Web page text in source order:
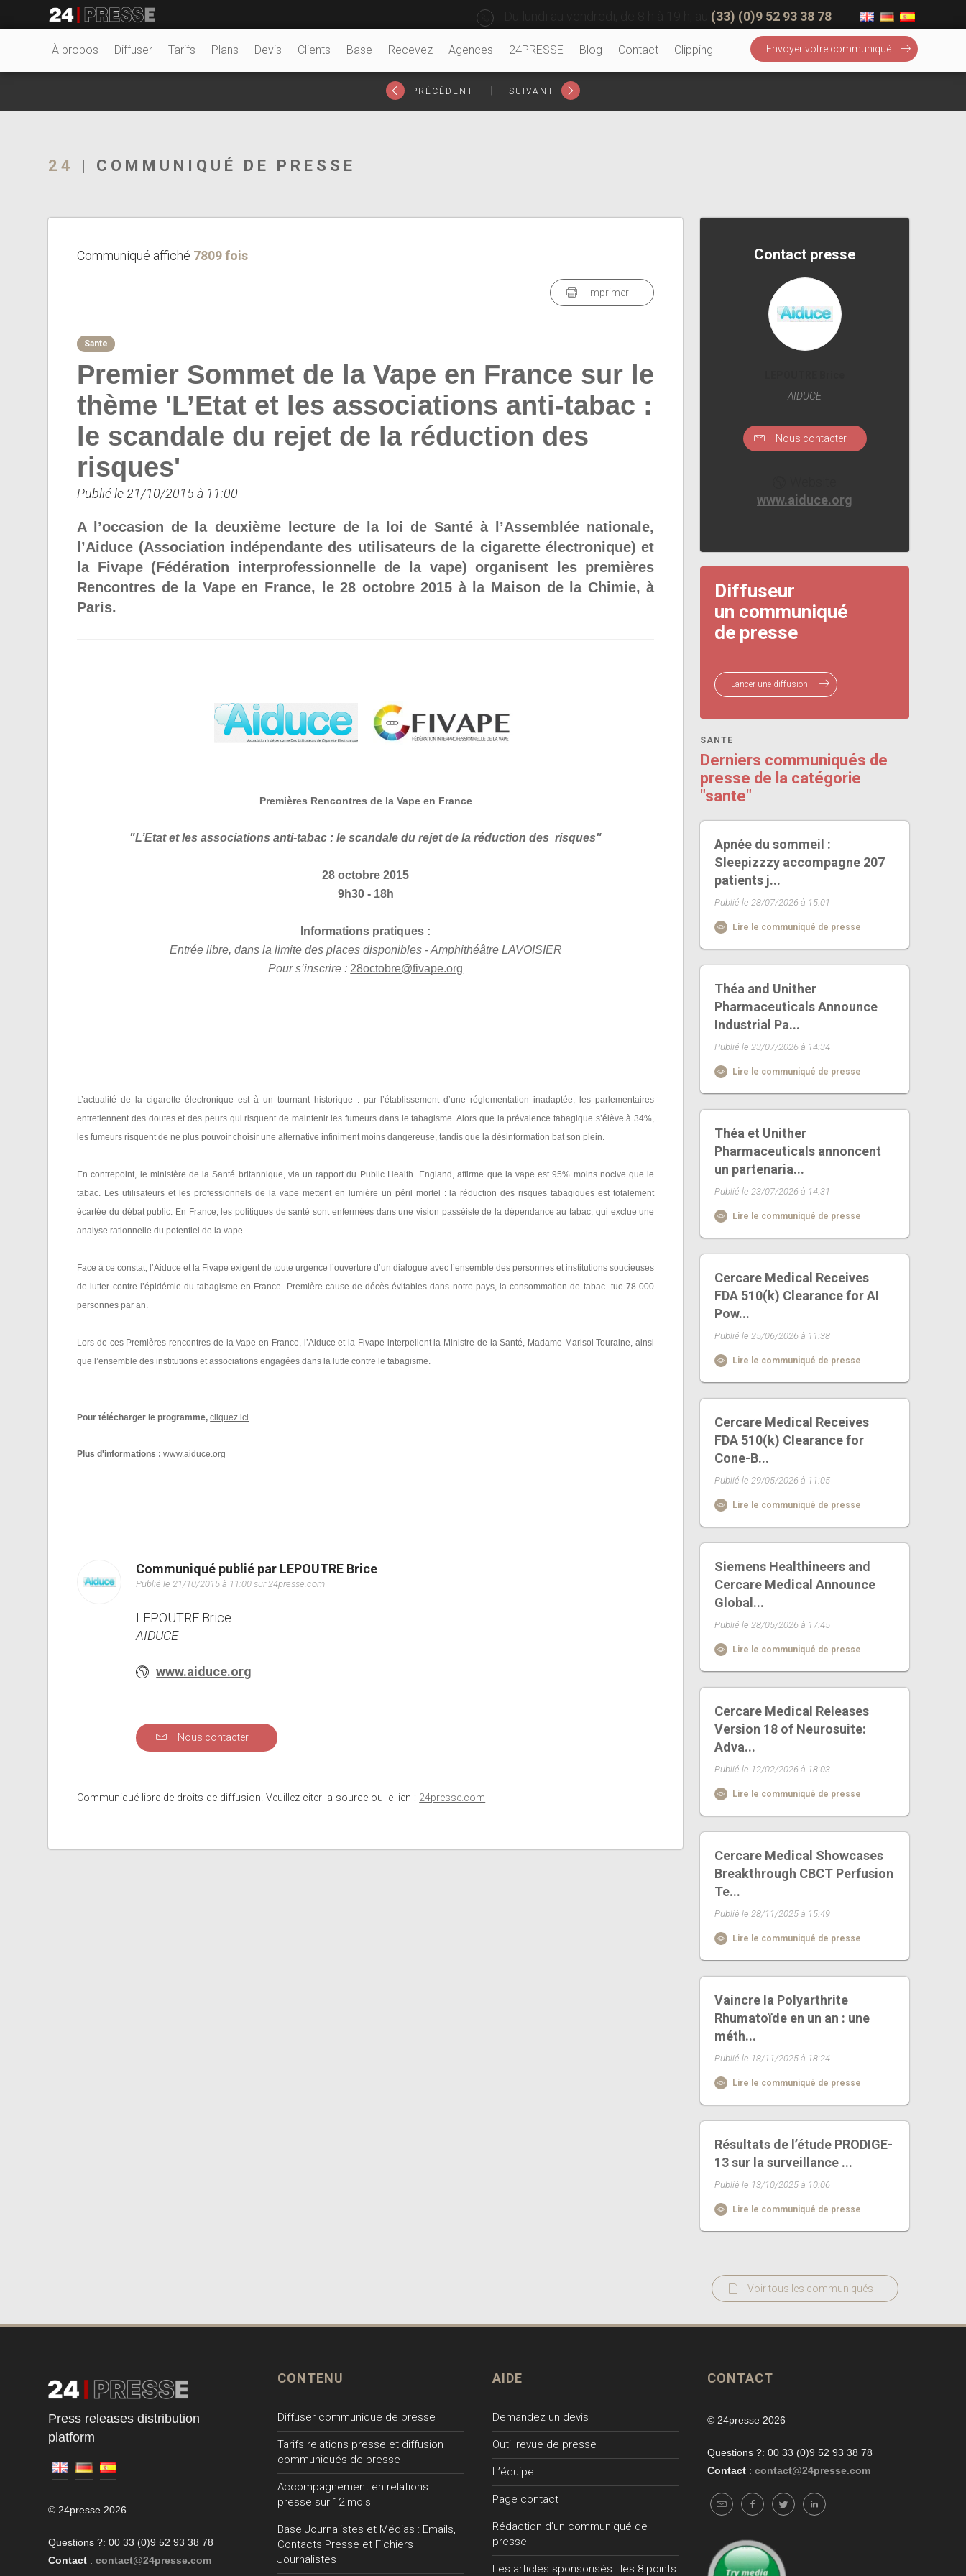
24Presse -
(33) (0)9 52 93 38 78
À propos Diffuser Tarifs Plans Devis Clients Base Recevez Agences 24PRESSE Blog Contact Clipping Envoyer votre communiqué
PRÉCÉDENT SUIVANT
24 | COMMUNIQUÉ DE PRESSE
Communiqué affiché 7809 fois
Imprimer
Sante
Premier Sommet de la Vape en France sur le
thème 'L’Etat et les associations anti-tabac :
le scandale du rejet de la réduction des
risques'
Publié le 21/10/2015 à 11:00
A l’occasion de la deuxième lecture de la loi de Santé à l’Assemblée nationale,
l’Aiduce (Association indépendante des utilisateurs de la cigarette électronique) et
la Fivape (Fédération interprofessionnelle de la vape) organisent les premières
Rencontres de la Vape en France, le 28 octobre 2015 à la Maison de la Chimie, à
Paris.
Premières Rencontres de la Vape en France
"L’Etat et les associations anti-tabac : le scandale du rejet de la réduction des risques"
28 octobre 2015
9h30 - 18h
Informations pratiques :
Entrée libre, dans la limite des places disponibles - Amphithéâtre LAVOISIER
Pour s’inscrire : 28octobre@fivape.org
L’actualité de la cigarette électronique est à un tournant historique : par l’établissement d’une réglementation inadaptée, les parlementaires
entretiennent des doutes et des peurs qui risquent de maintenir les fumeurs dans le tabagisme. Alors que la prévalence tabagique s’élève à 34%,
les fumeurs risquent de ne plus pouvoir choisir une alternative infiniment moins dangereuse, tandis que la désinformation bat son plein.
En contrepoint, le ministère de la Santé britannique, via un rapport du Public Health England, affirme que la vape est 95% moins nocive que le
tabac. Les utilisateurs et les professionnels de la vape mettent en lumière un péril mortel : la réduction des risques tabagiques est totalement
écartée du débat public. En France, les politiques de santé sont enfermées dans une vision passéiste de la dépendance au tabac, qui exclue une
analyse rationnelle du potentiel de la vape.
Face à ce constat, l’Aiduce et la Fivape exigent de toute urgence l’ouverture d’un dialogue avec l’ensemble des personnes et institutions soucieuses
de lutter contre l’épidémie du tabagisme en France. Première cause de décès évitables dans notre pays, la consommation de tabac tue 78 000
personnes par an.
Lors de ces Premières rencontres de la Vape en France, l’Aiduce et la Fivape interpellent la Ministre de la Santé, Madame Marisol Touraine, ainsi
que l’ensemble des institutions et associations engagées dans la lutte contre le tabagisme.
Pour télécharger le programme,cliquez ici
Plus d'informations : www.aiduce.org
Communiqué publié par LEPOUTRE Brice
Publié le 21/10/2015 à 11:00 sur 24presse.com
LEPOUTRE Brice
AIDUCE
www.aiduce.org
Nous contacter
Communiqué libre de droits de diffusion. Veuillez citer la source ou le lien : 24presse.com
Contact presse
AIDUCE
Nous contacter
www.aiduce.org
Diffuseur
un communiqué
de presse
Lancer une diffusion
SANTE
Derniers communiqués de
presse de la catégorie
"sante"
Apnée du sommeil :
Sleepizzzy accompagne 207
patients j...
Publié le 28/07/2026 à 15:01
Lire le communiqué de presse
Théa and Unither
Pharmaceuticals Announce
Industrial Pa...
Publié le 23/07/2026 à 14:34
Lire le communiqué de presse
Théa et Unither
Pharmaceuticals annoncent
un partenaria...
Publié le 23/07/2026 à 14:31
Lire le communiqué de presse
Cercare Medical Receives
FDA 510(k) Clearance for AI
Pow...
Publié le 25/06/2026 à 11:38
Lire le communiqué de presse
Cercare Medical Receives
FDA 510(k) Clearance for
Cone-B...
Publié le 29/05/2026 à 11:05
Lire le communiqué de presse
Siemens Healthineers and
Cercare Medical Announce
Global...
Publié le 28/05/2026 à 17:45
Lire le communiqué de presse
Cercare Medical Releases
Version 18 of Neurosuite:
Adva...
Publié le 12/02/2026 à 18:03
Lire le communiqué de presse
Cercare Medical Showcases
Breakthrough CBCT Perfusion
Te...
Publié le 28/11/2025 à 15:49
Lire le communiqué de presse
Vaincre la Polyarthrite
Rhumatoïde en un an : une
méth...
Publié le 18/11/2025 à 18:24
Lire le communiqué de presse
Résultats de l’étude PRODIGE-
13 sur la surveillance ...
Publié le 13/10/2025 à 10:06
Lire le communiqué de presse
Voir tous les communiqués
Press releases distribution
platform
© 24presse 2026
Questions ?: 00 33 (0)9 52 93 38 78
Contact : contact@24presse.com
CONTENU
Diffuser communique de presse
Tarifs relations presse et diffusion
communiqués de presse
Accompagnement en relations
presse sur 12 mois
Base Journalistes et Médias : Emails,
Contacts Presse et Fichiers
Journalistes
AIDE
Demandez un devis
Outil revue de presse
L’équipe
Page contact
Rédaction d’un communiqué de
presse
Les articles sponsorisés : les 8 points
CONTACT
© 24presse 2026
Questions ?: 00 33 (0)9 52 93 38 78
Contact : contact@24presse.com